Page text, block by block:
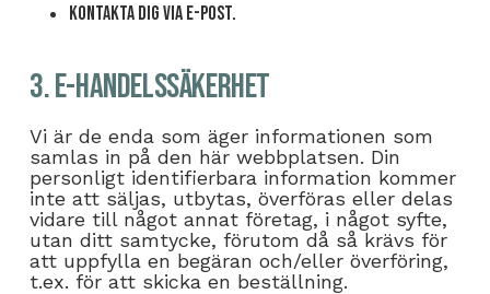
Kontakta dig via e-post.
3. E-handelssäkerhet
Vi är de enda som äger informationen som
samlas in på den här webbplatsen. Din
personligt identifierbara information kommer
inte att säljas, utbytas, överföras eller delas
vidare till något annat företag, i något syfte,
utan ditt samtycke, förutom då så krävs för
att uppfylla en begäran och/eller överföring,
t.ex. för att skicka en beställning.